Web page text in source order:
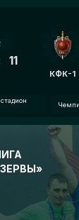
11
КФК-1